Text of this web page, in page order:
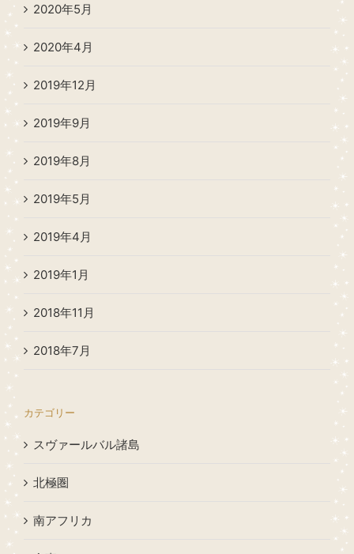
2020年5月
2020年4月
2019年12月
2019年9月
2019年8月
2019年5月
2019年4月
2019年1月
2018年11月
2018年7月
カテゴリー
スヴァールバル諸島
北極圏
南アフリカ